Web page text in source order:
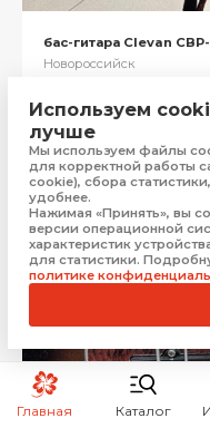
Главная Каталог
бас-гитара Clevan
Новороссийск
Рассрочка от1 645 ₽/мес.
14 999₽
Используем
лучше
Мы используем файлы
для корректной работы
cookie), сбора
удобнее.
Нажимая «Принять», вы
версии операционной
характеристик
для статистики.
политике